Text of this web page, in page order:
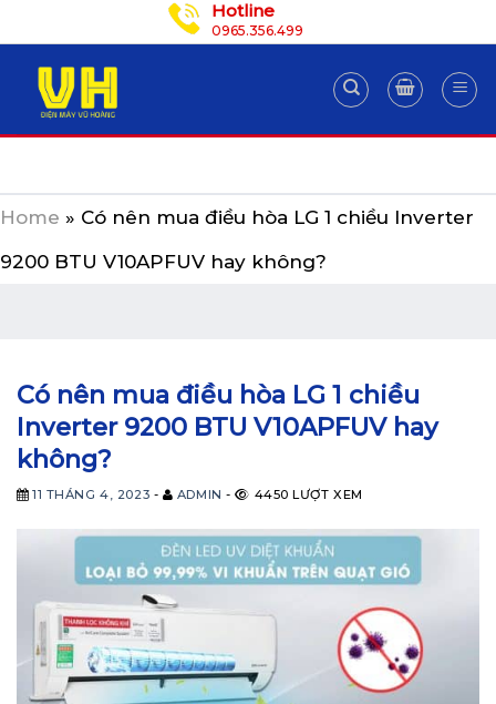
to
content
Hotline
0965.356.499
Home » Có nên mua điều hòa LG 1 chiều Inverter
9200 BTU V10APFUV hay không?
Có nên mua điều hòa LG 1 chiều
Inverter 9200 BTU V10APFUV hay
không?
11 THÁNG 4, 2023 - ADMIN - 4450 LƯỢT XEM